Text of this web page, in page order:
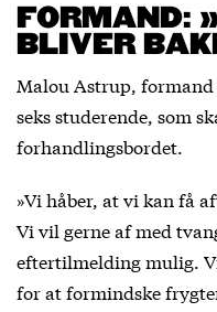
FORMAND:
BLIVER
Malou Astrup,
seks studerende, som
forhandlingsbordet.
»Vi håber, at vi kan få
Vi vil gerne af med
eftertilmelding mulig.
for at formindske